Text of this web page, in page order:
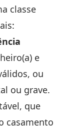
classe
e
ou
ou grave.
que
casamento